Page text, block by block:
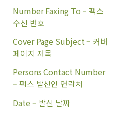
Number Faxing To – 팩스
수신 번호
Cover Page Subject – 커버
페이지 제목
Persons Contact Number
– 팩스 발신인 연락처
Date – 발신 날짜